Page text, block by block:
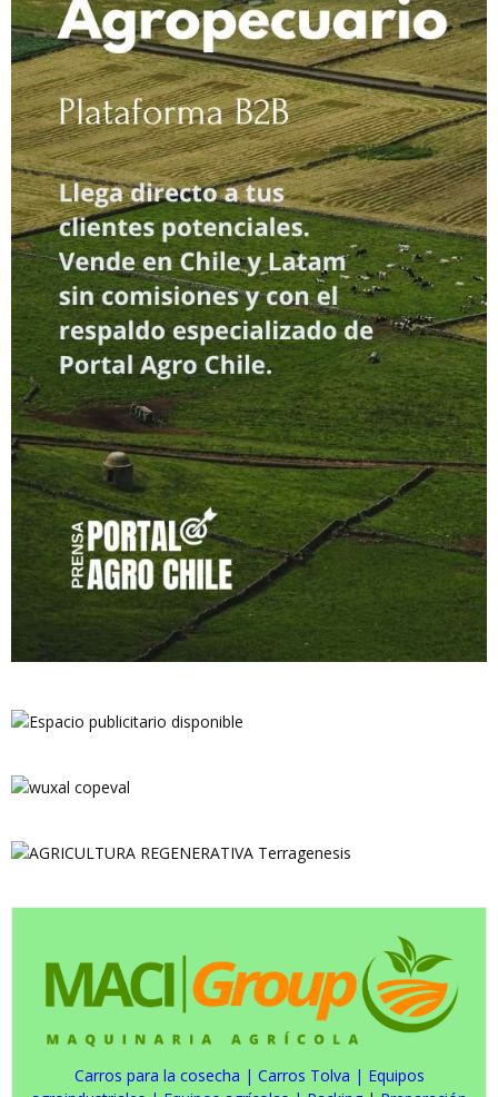
Carros para la cosecha | Carros Tolva | Equipos